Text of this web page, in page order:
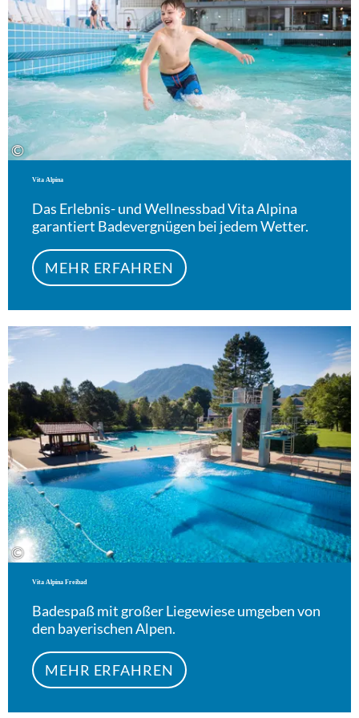
©
Vita Alpina
Das Erlebnis- und Wellnessbad Vita Alpina
garantiert Badevergnügen bei jedem Wetter.
MEHR ERFAHREN
©
Vita Alpina Freibad
Badespaß mit großer Liegewiese umgeben von
den bayerischen Alpen.
MEHR ERFAHREN